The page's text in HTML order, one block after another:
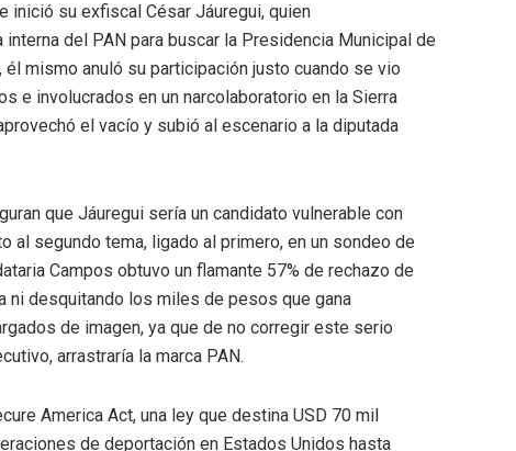
inició su exfiscal César Jáuregui, quien
del PAN para buscar la Presidencia Municipal de
él mismo anuló su participación justo cuando se vio
e involucrados en un narcolaboratorio en la Sierra
el vacío y subió al escenario a la diputada
que Jáuregui sería un candidato vulnerable con
al segundo tema, ligado al primero, en un sondeo de
Campos obtuvo un flamante 57% de rechazo de
ni desquitando los miles de pesos que gana
de imagen, ya que de no corregir este serio
arrastraría la marca PAN.
America Act, una ley que destina USD 70 mil
de deportación en Estados Unidos hasta